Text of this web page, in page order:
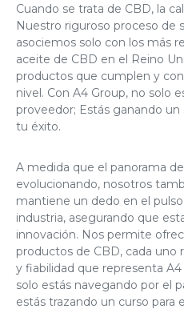
Cuando se trata de CBD, la
Nuestro riguroso proceso de
asociemos solo con los más
aceite de CBD en el Reino
productos que cumplen y
nivel. Con A4 Group, no solo
proveedor; Estás ganando
tu éxito.
A medida que el panorama
evolucionando, nosotros
mantiene un dedo en el
industria, asegurando que
innovación. Nos permite
productos de CBD, cada uno
y fiabilidad que representa
solo estás navegando por el
estás trazando un curso para